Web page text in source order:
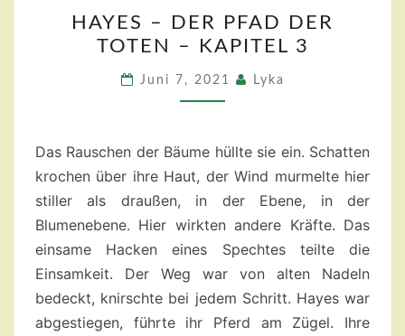
–
DER
PFAD
DER
–
KAPITEL
3
HAYES – DER PFAD DER
TOTEN – KAPITEL 3
Juni 7, 2021 Lyka
Das Rauschen der Bäume hüllte sie ein. Schatten
krochen über ihre Haut, der Wind murmelte hier
stiller als draußen, in der Ebene, in der
Blumenebene. Hier wirkten andere Kräfte. Das
einsame Hacken eines Spechtes teilte die
Einsamkeit. Der Weg war von alten Nadeln
bedeckt, knirschte bei jedem Schritt. Hayes war
abgestiegen, führte ihr Pferd am Zügel. Ihre